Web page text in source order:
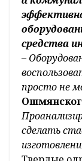
средства
–
просто не
сделать